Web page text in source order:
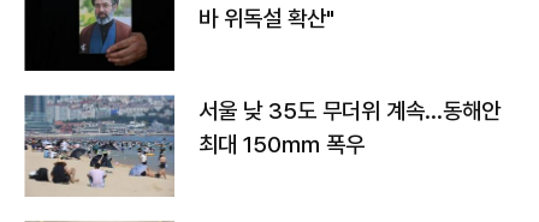
바 위독설 확산"
서울 낮 35도 무더위 계속…동해안
최대 150㎜ 폭우